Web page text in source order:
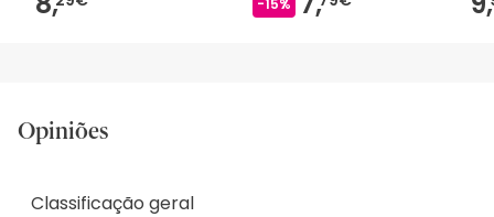
Opiniões
Classificação geral